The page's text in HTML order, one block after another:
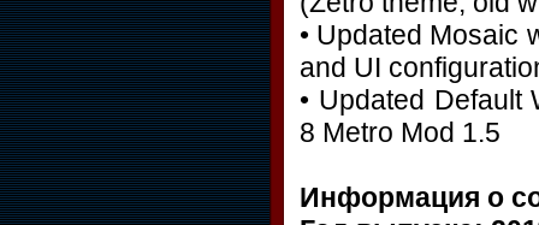
• Updated Mosaic
and UI
• Updated Default
8 Metro Mod 1.5
Информация о